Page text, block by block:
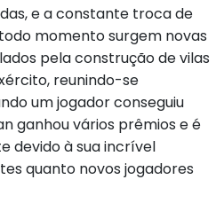
e a constante troca de
momento surgem novas
pela construção de vilas
reunindo-se
um jogador conseguiu
ganhou vários prêmios e é
devido à sua incrível
quanto novos jogadores